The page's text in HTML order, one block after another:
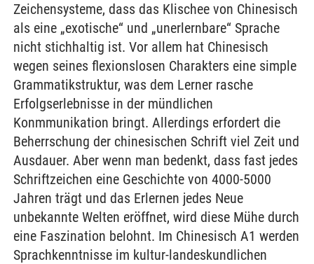
Zeichensysteme, dass das Klischee von Chinesisch
als eine „exotische“ und „unerlernbare“ Sprache
nicht stichhaltig ist. Vor allem hat Chinesisch
wegen seines flexionslosen Charakters eine simple
Grammatikstruktur, was dem Lerner rasche
Erfolgserlebnisse in der mündlichen
Konmmunikation bringt. Allerdings erfordert die
Beherrschung der chinesischen Schrift viel Zeit und
Ausdauer. Aber wenn man bedenkt, dass fast jedes
Schriftzeichen eine Geschichte von 4000-5000
Jahren trägt und das Erlernen jedes Neue
unbekannte Welten eröffnet, wird diese Mühe durch
eine Faszination belohnt. Im Chinesisch A1 werden
Sprachkenntnisse im kultur-landeskundlichen